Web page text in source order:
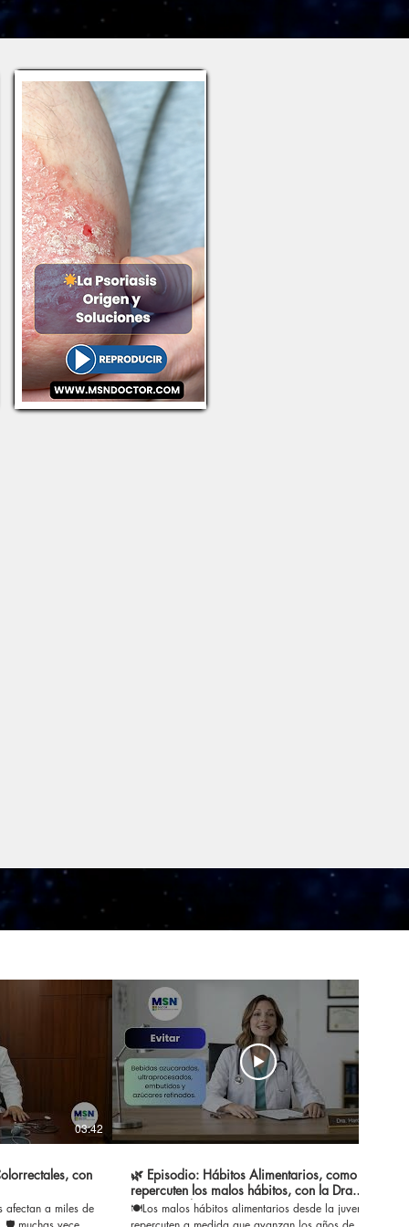
03:42
con
afectan a miles de
🌿 Episodio: Hábitos Alimentarios, como
repercuten los malos hábitos, con la Dra.
Laura Harding
🍽️Los malos hábitos alimentarios desde la juventud